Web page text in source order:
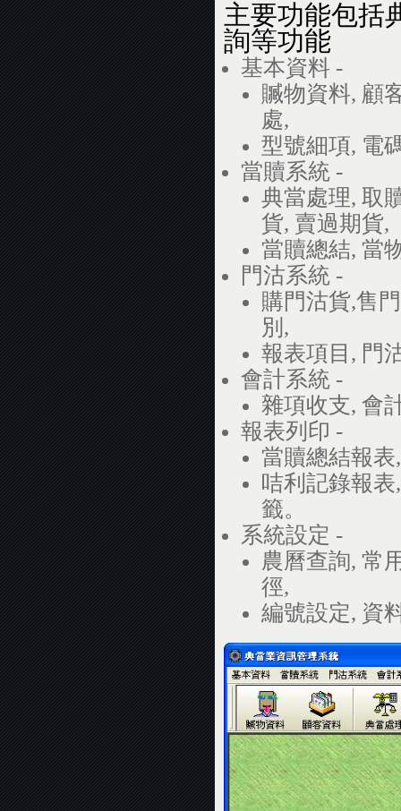
主要功能包括
詢等功能
基本資料 -
贓物資料, 顧
處,
型號細項, 電
當贖系統 -
典當處理, 取
貨, 賣過期貨,
當贖總結, 當
門沽系統 -
購門沽貨,售
別,
報表項目, 門
會計系統 -
雜項收支, 會
報表列印 -
當贖總結報
咭利記錄報
籤。
系統設定 -
農曆查詢, 常
徑,
編號設定, 資